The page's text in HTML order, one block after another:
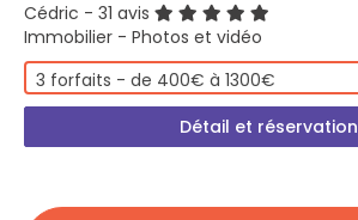
Cédric - 31 avis
Immobilier - Photos et vidéo
3 forfaits - de 400€ à 1300€
Détail et réservation